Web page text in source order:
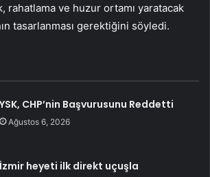
rahatlama ve huzur ortamı yaratacak
tasarlanması gerektiğini söyledi.
YSK, CHP’nin Başvurusunu Reddetti
Ağustos 6, 2026
İzmir heyeti ilk direkt uçuşla